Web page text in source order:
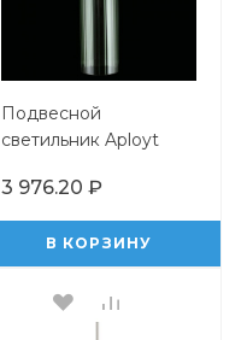
Подвесной
светильник Aployt
3 976.20 ₽
В КОРЗИНУ